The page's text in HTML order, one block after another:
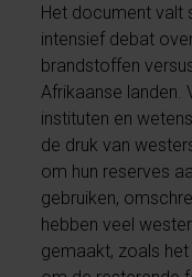
Het document valt
intensief debat
brandstoffen
Afrikaanse landen.
instituten en
de druk van
om hun reserves
gebruiken,
hebben veel
gemaakt, zoals het